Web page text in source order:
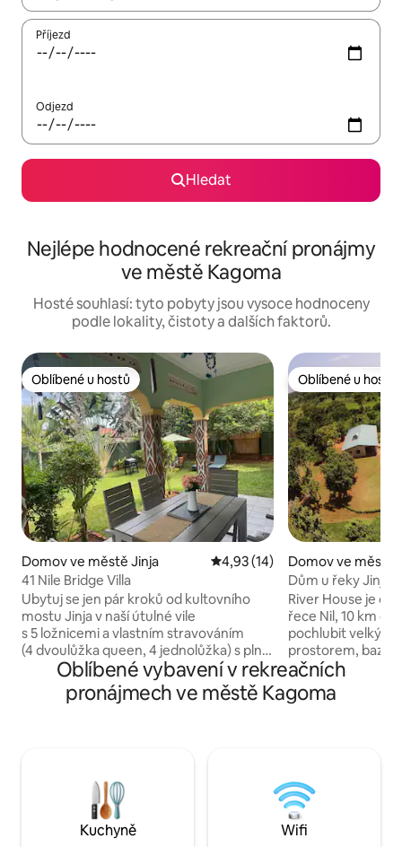
Příjezd
Odjezd
Hledat
Nejlépe hodnocené rekreační pronájmy
ve městě Kagoma
Hosté souhlasí: tyto pobyty jsou vysoce hodnoceny
podle lokality, čistoty a dalších faktorů.
Oblíbené u hostů
Oblíbené u hostů
Domov ve městě Jinja Průměrné hodnocení 4,93 z 5,
4,93 (14)
41 Nile Bridge Villa
Ubytuj se jen pár kroků od kultovního
mostu Jinja v naší útulné vile
s 5 ložnicemi a vlastním stravováním
(4 dvoulůžka queen, 4 jednolůžka) s plně
vybavenou kuchyní. Na místě je
uklízečka na plný úvazek, která bydlí
v soukromých prostorách. Pátá ložnice
chtějí být ve spojení. Vychutnej si uvítací
balíček pro první den: čaj, vodu, chléb
a čerstvá vejce. Blízko dobrodružství na
řece, jízdy na koni a nezapomenutelných
Oblíbené u hostů
Oblíbené u hostů
Domov ve městě
Dům u řeky Jinja
River House je
řece Nil, 10 km od Jinji.
pochlubit velkým
prostorem,
výhledem a
Dům pojme až 6
jsou také kratší
pozorování
k atrakcím; jízda
ATV, tubing.
Oblíbené vybavení v rekreačních
pronájmech ve městě Kagoma
Kuchyně Wifi